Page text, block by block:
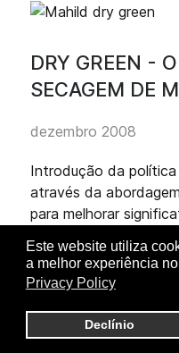
Este website utiliza
a melhor experiência
Privacy Policy
Declínio
DRY GREEN -
SECAGEM DE
dezembro 2008
Introdução da
através da
para melhorar
para o benefício do
Redução das
Redução do ruído